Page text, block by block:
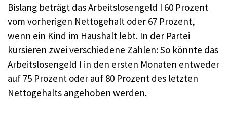
Bislang beträgt das Arbeitslosengeld I 60 Prozent
vom vorherigen Nettogehalt oder 67 Prozent,
wenn ein Kind im Haushalt lebt. In der Partei
kursieren zwei verschiedene Zahlen: So könnte das
Arbeitslosengeld I in den ersten Monaten entweder
auf 75 Prozent oder auf 80 Prozent des letzten
Nettogehalts angehoben werden.